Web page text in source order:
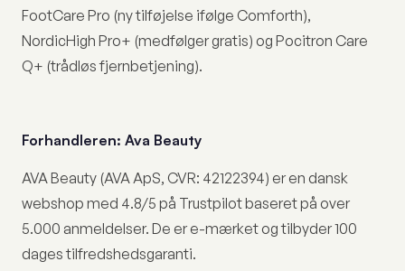
FootCare Pro (ny tilføjelse ifølge Comforth),
NordicHigh Pro+ (medfølger gratis) og Pocitron Care
Q+ (trådløs fjernbetjening).
Forhandleren: Ava Beauty
AVA Beauty (AVA ApS, CVR: 42122394) er en dansk
webshop med 4.8/5 på Trustpilot baseret på over
5.000 anmeldelser. De er e-mærket og tilbyder 100
dages tilfredshedsgaranti.